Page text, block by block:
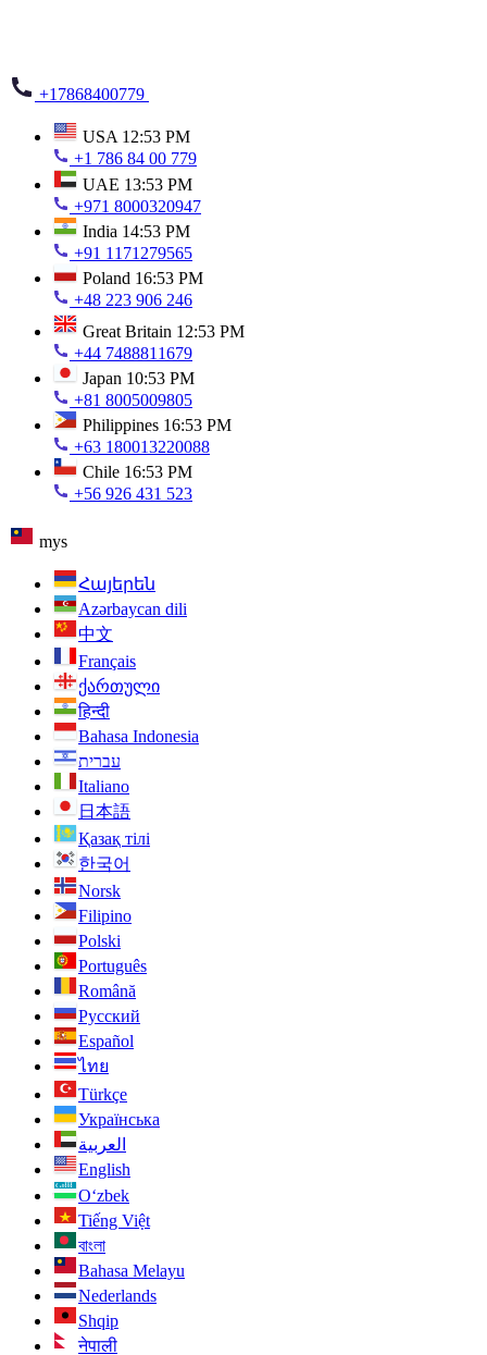
+17868400779
USA 12:53 PM
+1 786 84 00 779
UAE 13:53 PM
+971 8000320947
India 14:53 PM
+91 1171279565
Poland 16:53 PM
+48 223 906 246
Great Britain 12:53 PM
+44 7488811679
Japan 10:53 PM
+81 8005009805
Philippines 16:53 PM
+63 180013220088
Chile 16:53 PM
+56 926 431 523
mys
Հայերեն
Azərbaycan dili
中文
Français
ქართული
हिन्दी
Bahasa Indonesia
עברית
Italiano
日本語
Қазақ тілі
한국어
Norsk
Filipino
Polski
Português
Română
Русский
Español
ไทย
Türkçe
Українська
العربية
English
O‘zbek
Tiếng Việt
বাংলা
Bahasa Melayu
Nederlands
Shqip
नेपाली